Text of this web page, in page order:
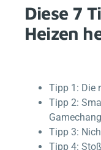
Diese 7
Heizen
Tipp 1: Die
Tipp 2:
Tipp 3:
Tipp 4: